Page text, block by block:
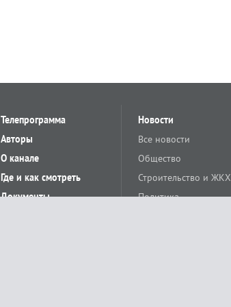
Телепрограмма
Авторы
О канале
Где и как смотреть
Документы
Новости
Все новости
Общество
Строительство и ЖКХ
Политика